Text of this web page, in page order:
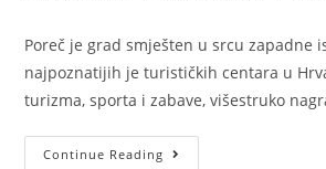
Poreč je grad smješten u srcu zapadne
najpoznatijih je turističkih centara u
turizma, sporta i zabave, višestruko
Continue Reading